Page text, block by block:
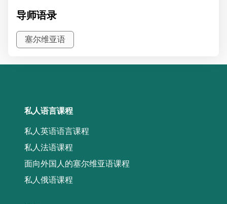
导师语录
塞尔维亚语
私人语言课程
私人英语语言课程
私人法语课程
面向外国人的塞尔维亚语课程
私人俄语课程